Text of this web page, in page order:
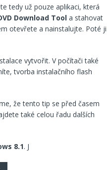
tedy už pouze aplikaci, která
Download Tool a stahovat
otevřete a nainstalujte. Poté ji
vytvořit. V počítači také
tvorba instalačního flash
že tento tip se před časem
také celou řadu dalších
8.1. J